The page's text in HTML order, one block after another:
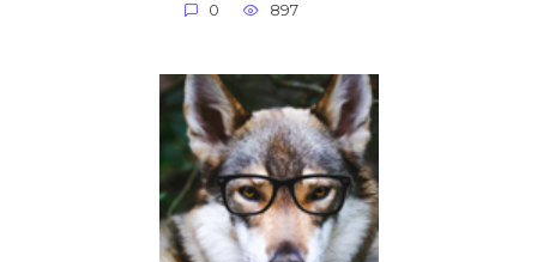
0 897